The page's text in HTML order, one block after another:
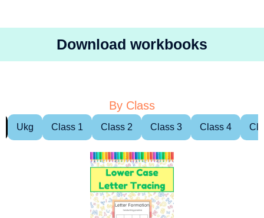
Download workbooks
By Class
Ukg Class 1 Class 2 Class 3 Class 4